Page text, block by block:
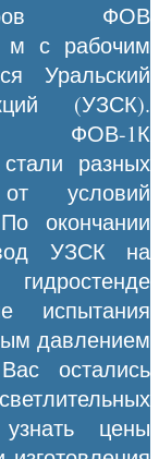
ФОВ
м с рабочим
Уральский
(УЗСК).
ФОВ-1К
разных
условий
окончании
УЗСК на
испытания
давлением
остались
цены